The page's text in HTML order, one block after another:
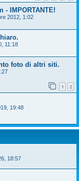
IMPORTANTE!
2012, 1:02
11:18
foto di altri siti.
1 2
19:48
18:57